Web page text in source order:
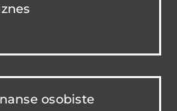
osobiste